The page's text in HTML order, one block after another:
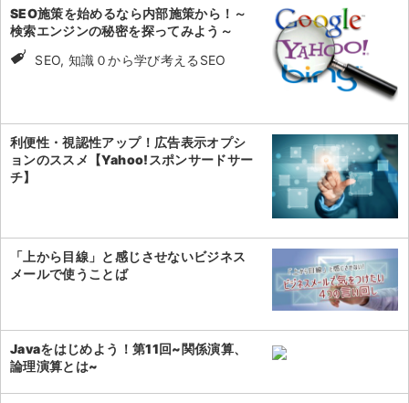
SEO施策を始めるなら内部施策から！～
検索エンジンの秘密を探ってみよう～
SEO, 知識０から学び考えるSEO
利便性・視認性アップ！広告表示オプシ
ョンのススメ【Yahoo!スポンサードサー
チ】
「上から目線」と感じさせないビジネス
メールで使うことば
Javaをはじめよう！第11回~関係演算、
論理演算とは~